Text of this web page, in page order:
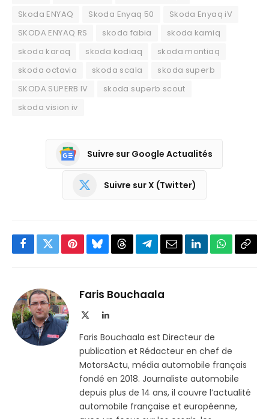
Skoda ENYAQ
Skoda Enyaq 50
Skoda Enyaq iV
SKODA ENYAQ RS
skoda fabia
skoda kamiq
skoda karoq
skoda kodiaq
skoda montiaq
skoda octavia
skoda scala
skoda superb
SKODA SUPERB IV
skoda superb scout
skoda vision iv
Suivre sur Google Actualités
Suivre sur X (Twitter)
Facebook
TwitterPinterestBlueskyThreadsPartager
Telegram
EmailLinkedInWhatsApp
Faris Bouchaala
LinkedIn
Faris Bouchaala est Directeur de
publication et Rédacteur en chef de
MotorsActu, média automobile français
fondé en 2018. Journaliste automobile
depuis plus de 14 ans, il couvre l’actualité
automobile française et européenne,